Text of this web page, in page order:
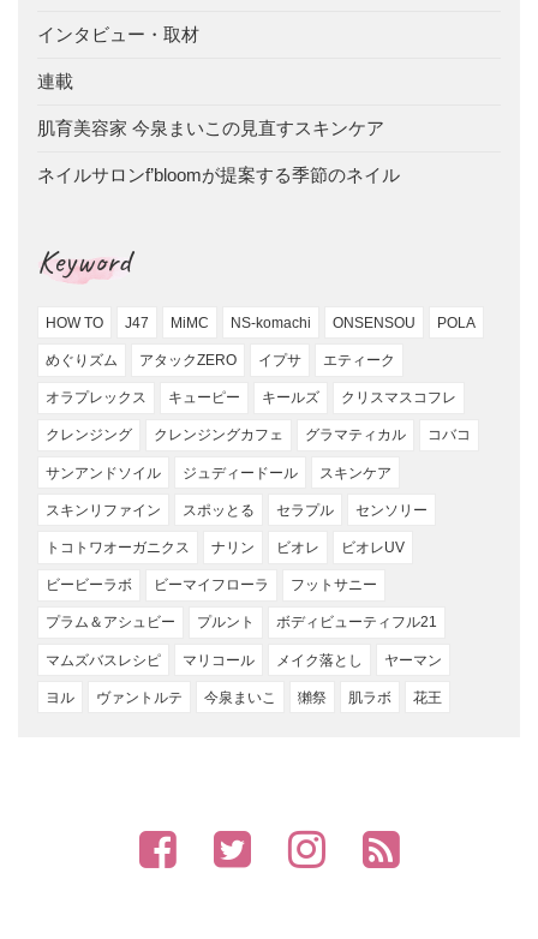
インタビュー・取材
連載
肌育美容家 今泉まいこの見直すスキンケア
ネイルサロンf’bloomが提案する季節のネイル
Keyword
HOW TO J47 MiMC NS-komachi ONSENSOU POLA
めぐりズム アタックZERO イプサ エティーク
オラプレックス キューピー キールズ クリスマスコフレ
クレンジング クレンジングカフェ グラマティカル コバコ
サンアンドソイル ジュディードール スキンケア
スキンリファイン スポッとる セラプル センソリー
トコトワオーガニクス ナリン ビオレ ビオレUV
ビービーラボ ビーマイフローラ フットサニー
プラム＆アシュビー プルント ボディビューティフル21
マムズバスレシピ マリコール メイク落とし ヤーマン
ヨル ヴァントルテ 今泉まいこ 獺祭 肌ラボ 花王